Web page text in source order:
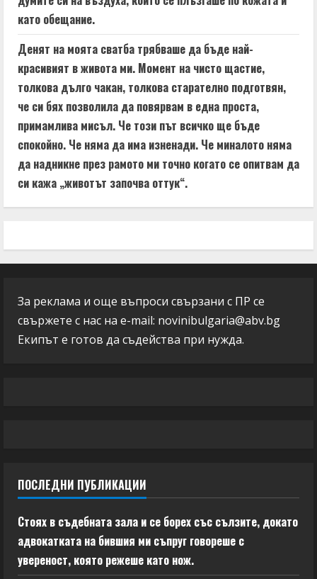
като обещание.
Денят на моята сватба трябваше да бъде най-
красивият в живота ми. Момент на чисто щастие,
толкова дълго чакан, толкова старателно подготвян,
че си бях позволила да повярвам в една проста,
примамлива мисъл. Че този път всичко ще бъде
спокойно. Че няма да има изненади. Че миналото няма
да надникне през рамото ми точно когато се опитвам да
си кажа „животът започва оттук“.
За реклама и още въпроси свързани с ПР се
свържете с нас на e-mail: novinibulgaria@abv.bg
Екипът е готов да съдейства при нужда.
ПОСЛЕДНИ ПУБЛИКАЦИИ
Стоях в съдебната зала и се борех със сълзите, докато
адвокатката на бившия ми съпруг говореше с
увереност, която режеше като нож.